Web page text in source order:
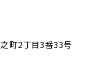
2丁目3番33号